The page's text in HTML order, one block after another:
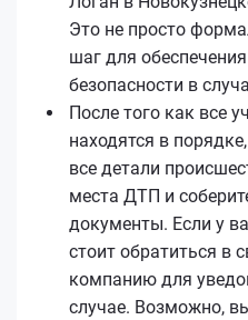
Это не просто
шаг для
безопасности в
После того как все
находятся в
все детали
места ДТП и
документы. Если у
стоит обратиться в
компанию для
случае. Возможно,